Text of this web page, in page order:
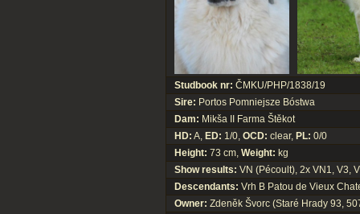
Studbook nr: ČMKU/PHP/1838/19
Sire: Portos Pomniejsze Bóstwa
Dam: Mikša II Farma Štěkot
HD: A, ED: 1/0, OCD: clear, PL: 0/0
Height: 73 cm, Weight: kg
Show results: VN (Pécoult), 2x VN1, V3,
Descendants: Vrh B Patou de Vieux
Owner: Zdeněk Švorc (Staré Hrady 93,